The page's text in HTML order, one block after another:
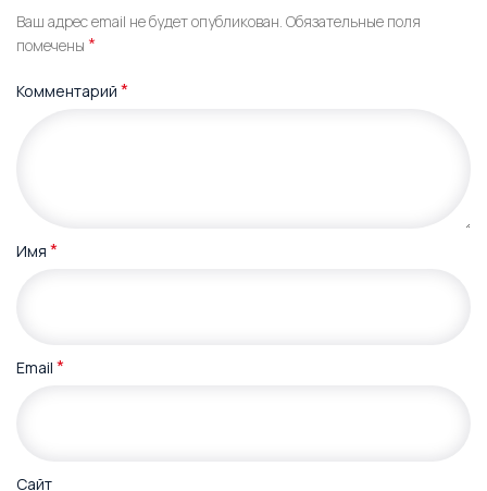
Ваш адрес email не будет опубликован. Обязательные поля
помечены *
Комментарий *
Имя *
Email *
Сайт